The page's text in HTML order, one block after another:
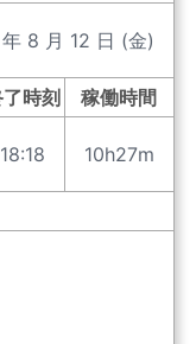
年 8 月 12 日 (金)
時刻 稼働時間
18:18 10h27m